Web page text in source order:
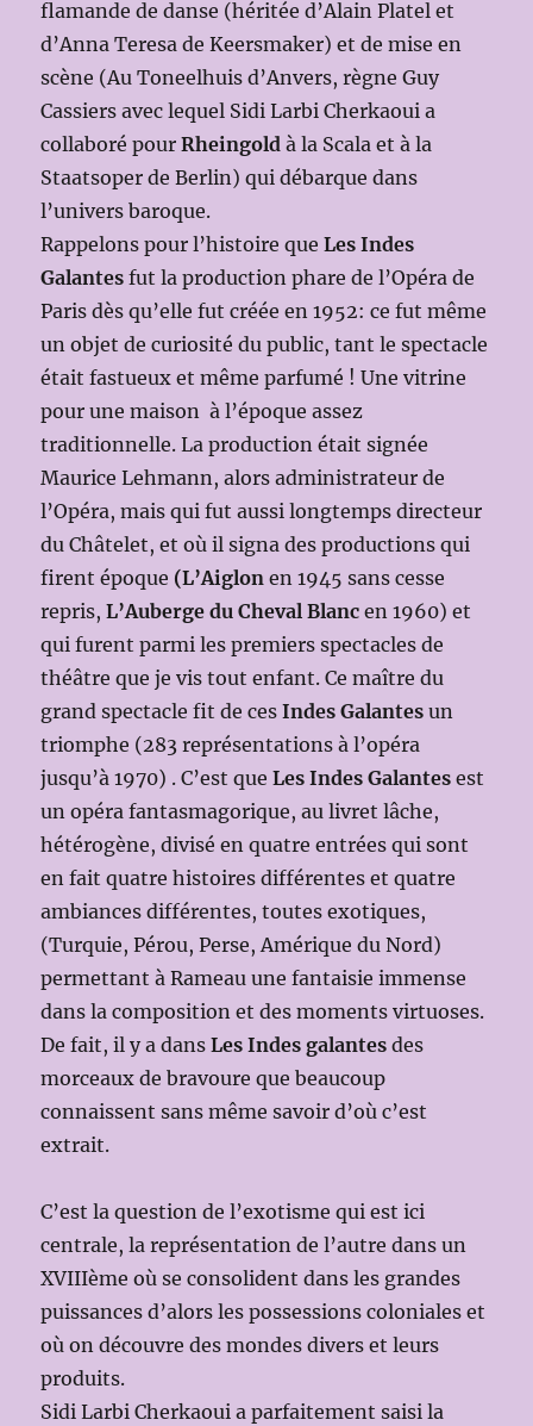
flamande de danse (héritée d’Alain Platel et
d’Anna Teresa de Keersmaker) et de mise en
scène (Au Toneelhuis d’Anvers, règne Guy
Cassiers avec lequel Sidi Larbi Cherkaoui a
collaboré pourRheingold à la Scala et à la
Staatsoper de Berlin) qui débarque dans
l’univers baroque.
Rappelons pour l’histoire queLes Indes
Galantes fut la production phare de l’Opéra de
Paris dès qu’elle fut créée en 1952: ce fut même
un objet de curiosité du public, tant le spectacle
était fastueux et même parfumé ! Une vitrine
pour une maison à l’époque assez
traditionnelle. La production était signée
Maurice Lehmann, alors administrateur de
l’Opéra, mais qui fut aussi longtemps directeur
du Châtelet, et où il signa des productions qui
firent époque (L’Aiglon en 1945 sans cesse
repris,L’Auberge du Cheval Blanc en 1960) et
qui furent parmi les premiers spectacles de
théâtre que je vis tout enfant. Ce maître du
grand spectacle fit de cesIndes Galantes un
triomphe (283 représentations à l’opéra
jusqu’à 1970) . C’est queLes Indes Galantes est
un opéra fantasmagorique, au livret lâche,
hétérogène, divisé en quatre entrées qui sont
en fait quatre histoires différentes et quatre
ambiances différentes, toutes exotiques,
(Turquie, Pérou, Perse, Amérique du Nord)
permettant à Rameau une fantaisie immense
dans la composition et des moments virtuoses.
De fait, il y a dansLes Indes galantes des
morceaux de bravoure que beaucoup
connaissent sans même savoir d’où c’est
extrait.
C’est la question de l’exotisme qui est ici
centrale, la représentation de l’autre dans un
XVIIIème où se consolident dans les grandes
puissances d’alors les possessions coloniales et
où on découvre des mondes divers et leurs
produits.
Sidi Larbi Cherkaoui a parfaitement saisi la